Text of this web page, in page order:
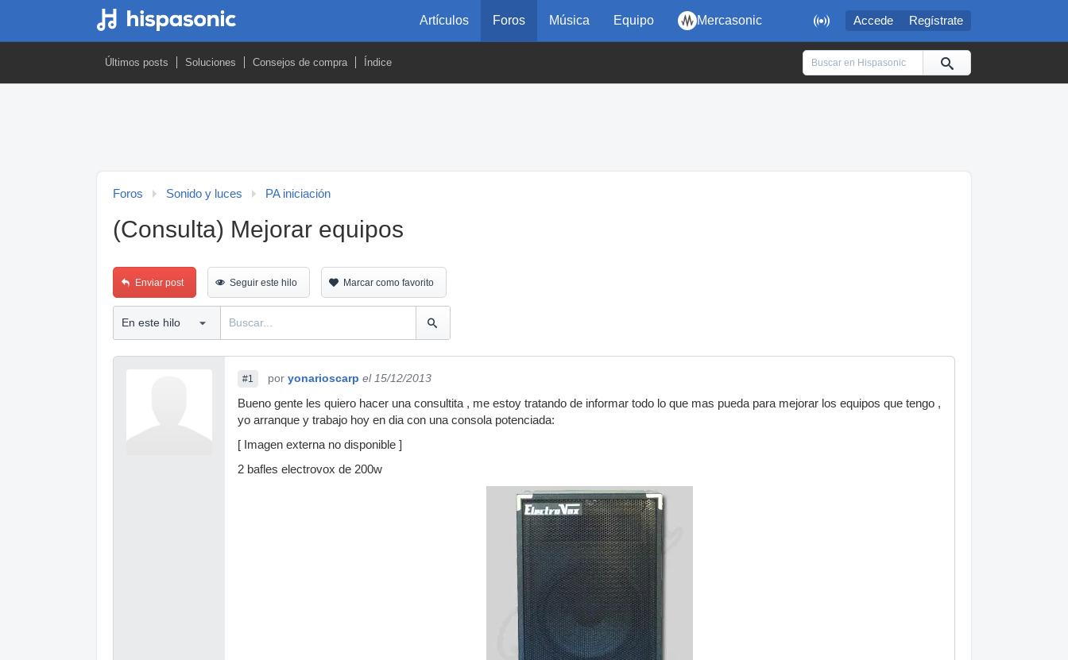
 Accede Regístrate
Artículos Foros Música Equipo Mercasonic
Últimos posts Soluciones Consejos de compra Índice
Foros Sonido y luces PA iniciación
(Consulta) Mejorar equipos
Enviar post Seguir este hilo Marcar como favorito
#1 por yonarioscarp el 15/12/2013
Bueno gente les quiero hacer una consultita , me estoy tratando de informar todo lo que mas pueda para mejorar los equipos que tengo ,
yo arranque y trabajo hoy en dia con una consola potenciada:
[ Imagen externa no disponible ]
2 bafles electrovox de 200w